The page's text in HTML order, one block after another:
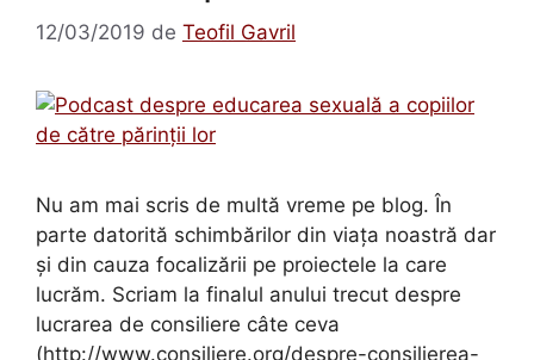
12/03/2019 de Teofil Gavril
Nu am mai scris de multă vreme pe blog. În
parte datorită schimbărilor din viața noastră dar
și din cauza focalizării pe proiectele la care
lucrăm. Scriam la finalul anului trecut despre
lucrarea de consiliere câte ceva
(http://www.consiliere.org/despre-consilierea-